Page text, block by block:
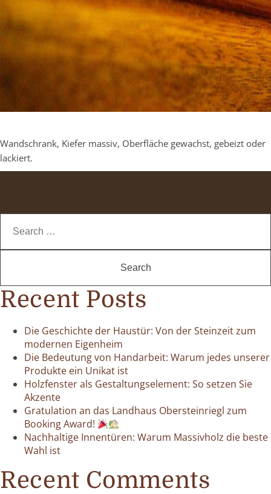
Wandschrank, Kiefer massiv, Oberfläche gewachst, gebeizt oder
lackiert.
for:
Recent Posts
Die Geschichte der Haustür: Von der Steinzeit zum
modernen Eigenheim
Die Bedeutung von Handarbeit: Warum jedes unserer
Produkte ein Unikat ist
Holzfenster als Gestaltungselement: So setzen Sie
Akzente
Gratulation an das Landhaus Obersteinriegl zum
Booking Award!
Nachhaltige Innentüren: Warum Massivholz die beste
Wahl ist
Recent Comments